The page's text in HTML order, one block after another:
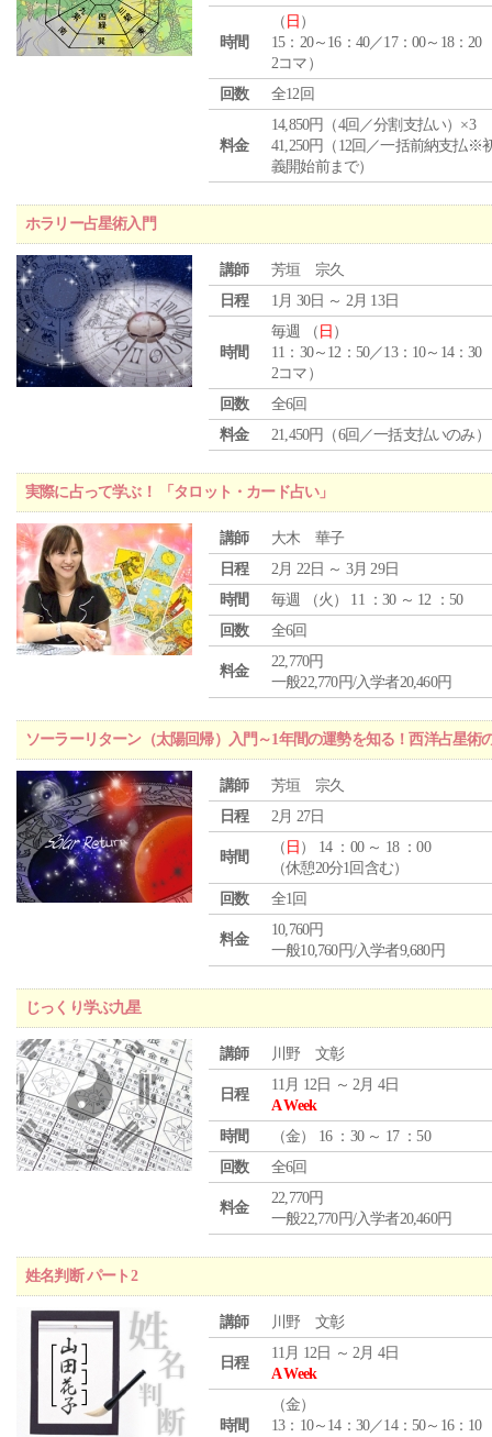
時間
（ 日 ）
15：20～16：40／17：00～18：20
2コマ）
回数
全12回
料金
14,850円（4回／分割支払い）×3
41,250円（12回／一括前納支払※
義開始前まで）
ホラリー占星術入門
講師
芳垣 宗久
日程
1月 30日 ～ 2月 13日
時間
毎週 （ 日 ）
11：30～12：50／13：10～14：30
2コマ）
回数
全6回
料金
21,450円（6回／一括支払いのみ）
実際に占って学ぶ！ 「タロット・カード占い」
講師
大木 華子
日程
2月 22日 ～ 3月 29日
時間
毎週 （火 ） 11 ：30 ～ 12 ：50
回数
全6回
料金
22,770円
一般22,770円/入学者20,460円
ソーラーリターン（太陽回帰）入門～1年間の運勢を知る！西洋占星術
講師
芳垣 宗久
日程
2月 27日
時間
（ 日 ） 14 ：00 ～ 18 ：00
（休憩20分1回含む）
回数
全1回
料金
10,760円
一般10,760円/入学者9,680円
じっくり学ぶ九星
講師 川野 文彰
日程
11月 12日 ～ 2月 4日
A Week
時間
（金） 16 ：30 ～ 17 ：50
回数
全6回
料金
22,770円
一般22,770円/入学者20,460円
姓名判断 パート2
講師 川野 文彰
日程
11月 12日 ～ 2月 4日
A Week
時間
（金）
13：10～14：30／14：50～16：10